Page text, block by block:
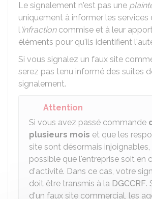
Le signalement n'est pas une
uniquement à informer les services
l'infractioncommise et à leur
éléments pour qu'ils identifient
Si vous signalez un faux site
serez pas tenu informé des suites
signalement.
Attention
Si vous avez passé commande
plusieurs mois et que les
site sont désormais injoignables,
possible que l'entreprise soit en
d'activité. Dans ce cas, votre
doit être transmis à la DGCCRF.
d'un faux site commercial, les